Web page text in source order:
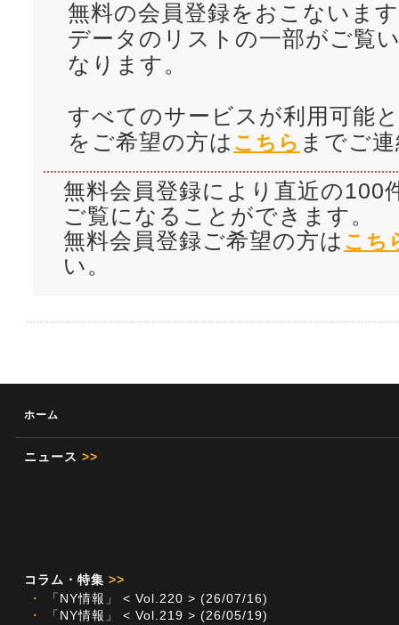
無料の会員登録をおこないま
データのリストの一部がご覧
なります。
すべてのサービスが利用可能
をご希望の方は こちら までご
無料会員登録により直近の100
ご覧になることができます。
無料会員登録ご希望の方は こち
い。
ホーム
ニュース >>
コラム・特集 >>
・
「NY情報」 < Vol.220 > (26/07/16)
・
「NY情報」 < Vol.219 > (26/05/19)